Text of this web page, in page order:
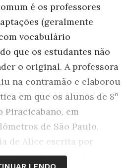
é os professores
(geralmente
vocabulário
que os estudantes não
o original. A professora
na contramão e elaborou
em que os alunos de 8º
Piracicabano, em
de São Paulo,
de Alice escrita por
a chance de ter